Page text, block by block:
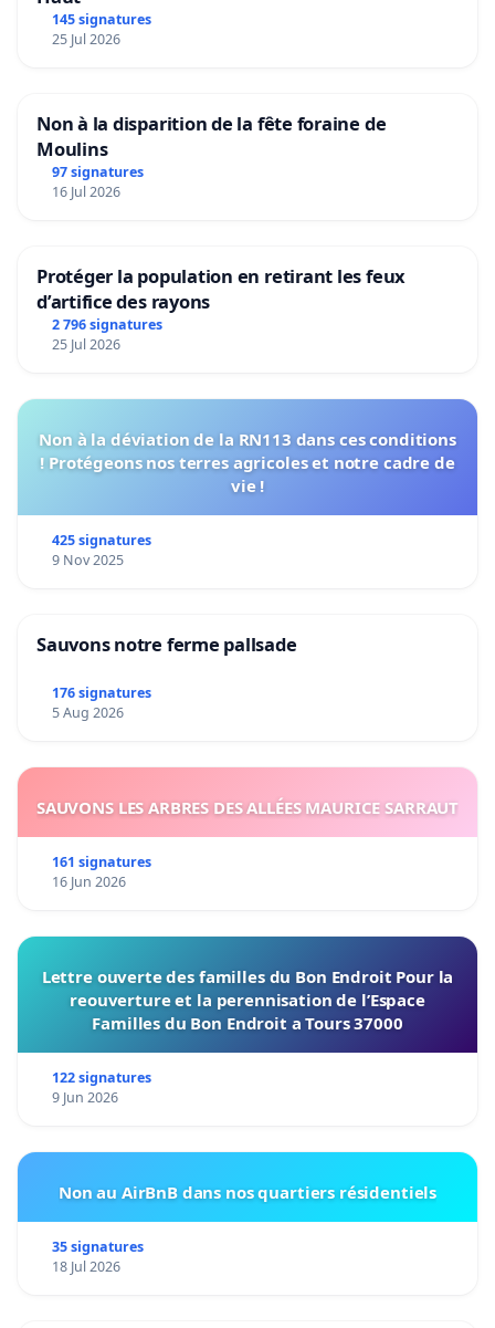
145 signatures
25 Jul 2026
Non à la disparition de la fête foraine de
Moulins
97 signatures
16 Jul 2026
Protéger la population en retirant les feux
d’artifice des rayons
2 796 signatures
25 Jul 2026
Non à la déviation de la RN113 dans ces conditions
! Protégeons nos terres agricoles et notre cadre de
vie !
425 signatures
9 Nov 2025
Sauvons notre ferme pallsade
176 signatures
5 Aug 2026
SAUVONS LES ARBRES DES ALLÉES MAURICE SARRAUT
161 signatures
16 Jun 2026
Lettre ouverte des familles du Bon Endroit Pour la
reouverture et la perennisation de l’Espace
Familles du Bon Endroit a Tours 37000
122 signatures
9 Jun 2026
Non au AirBnB dans nos quartiers résidentiels
35 signatures
18 Jul 2026